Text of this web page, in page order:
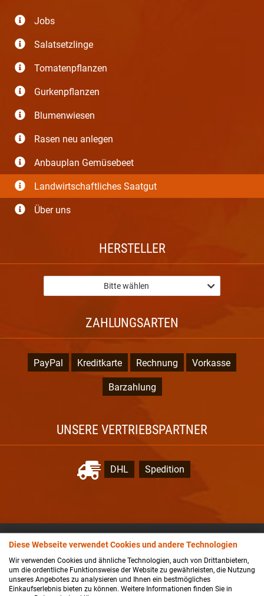
Jobs
Salatsetzlinge
Tomatenpflanzen
Gurkenpflanzen
Blumenwiesen
Rasen neu anlegen
Anbauplan Gemüsebeet
Landwirtschaftliches Saatgut
Über uns
HERSTELLER
Bitte wählen
ZAHLUNGSARTEN
PayPal Kreditkarte Rechnung Vorkasse
Barzahlung
UNSERE VERTRIEBSPARTNER
DHL Spedition
NEWSLETTER-ANMELDUNG
Der Newsletter kann jederzeit hier oder in Ihrem Kundenkonto
Diese Webseite verwendet Cookies und andere Technologien
Wir verwenden Cookies und ähnliche Technologien, auch von Drittanbietern,
um die ordentliche Funktionsweise der Website zu gewährleisten, die Nutzung
unseres Angebotes zu analysieren und Ihnen ein bestmögliches
Einkaufserlebnis bieten zu können. Weitere Informationen finden Sie in